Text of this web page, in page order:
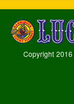
Copyright